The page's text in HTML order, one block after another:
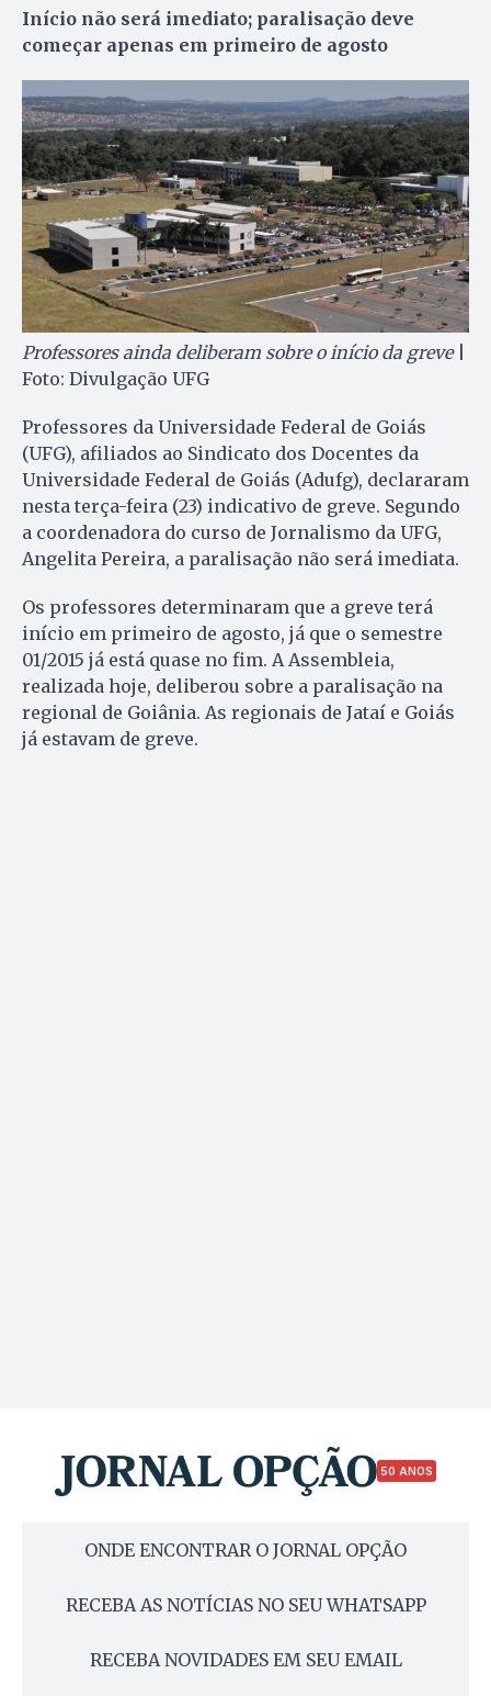
Início não será imediato; paralisação deve
começar apenas em primeiro de agosto
Professores ainda deliberam sobre o início da greve|
Foto: Divulgação UFG
Professores da Universidade Federal de Goiás
(UFG), afiliados ao Sindicato dos Docentes da
Universidade Federal de Goiás (Adufg), declararam
nesta terça-feira (23) indicativo de greve. Segundo
a coordenadora do curso de Jornalismo da UFG,
Angelita Pereira, a paralisação não será imediata.
Os professores determinaram que a greve terá
início em primeiro de agosto, já que o semestre
01/2015 já está quase no fim. A Assembleia,
realizada hoje, deliberou sobre a paralisação na
regional de Goiânia. As regionais de Jataí e Goiás
já estavam de greve.
50 ANOS
ONDE ENCONTRAR O JORNAL OPÇÃO
RECEBA AS NOTÍCIAS NO SEU WHATSAPP
RECEBA NOVIDADES EM SEU EMAIL